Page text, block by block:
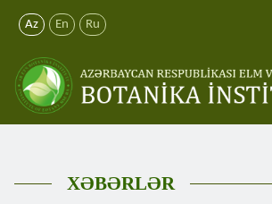
Az En Ru
XƏBƏRLƏR